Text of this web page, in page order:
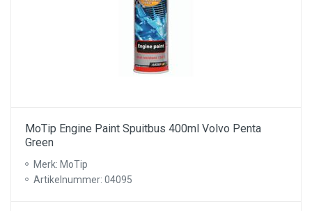
MoTip Engine Paint Spuitbus 400ml Volvo Penta
Green
Merk: MoTip
Artikelnummer: 04095